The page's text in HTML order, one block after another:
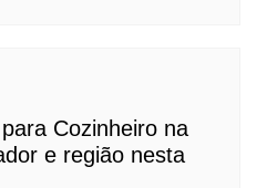
Cozinheiro na
e região nesta